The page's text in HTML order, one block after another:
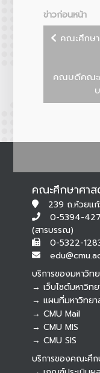
ข่าวก่อนหน้า
คณะศึกษ
คณบดีคณะ
คณะศึกษาศาส
239 ถ.ห้วยแ
0-5394-
(สารบรรณ)
0-5322-
บริการของมหาวิท
→ เว็บไซต์มหาวิท
→ แผนที่มหาวิทยา
→ CMU Mail
→ CMU MIS
→ CMU SIS
บริการของคณะศึ
Botnoi